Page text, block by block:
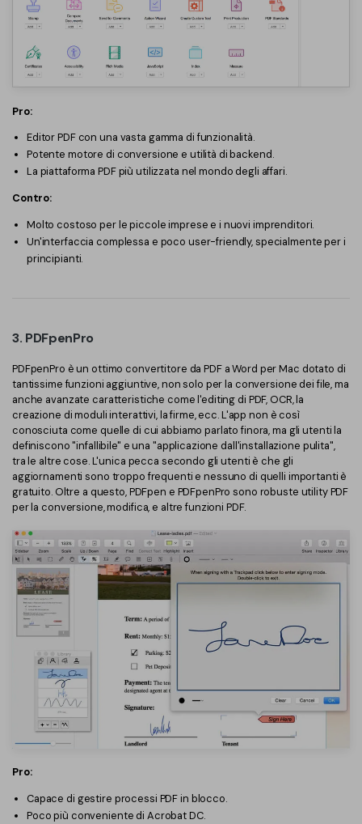
Pro:
Editor PDF con una vasta gamma di funzionalità.
Potente motore di conversione e utilità di backend.
La piattaforma PDF più utilizzata nel mondo degli affari.
Contro:
Molto costoso per le piccole imprese e i nuovi imprenditori.
Un'interfaccia complessa e poco user-friendly, specialmente per i
principianti.
3. PDFpenPro
PDFpenPro è un ottimo convertitore da PDF a Word per Mac dotato di
tantissime funzioni aggiuntive, non solo per la conversione dei file, ma
anche avanzate caratteristiche come l'editing di PDF, OCR, la
creazione di moduli interattivi, la firme, ecc. L'app non è così
conosciuta come quelle di cui abbiamo parlato finora, ma gli utenti la
definiscono "infallibile" e una "applicazione dall'installazione pulita",
tra le altre cose. L'unica pecca secondo gli utenti è che gli
aggiornamenti sono troppo frequenti e nessuno di quelli importanti è
gratuito. Oltre a questo, PDFpen e PDFpenPro sono robuste utility PDF
per la conversione, modifica, e altre funzioni PDF.
Pro:
Capace di gestire processi PDF in blocco.
Poco più conveniente di Acrobat DC.